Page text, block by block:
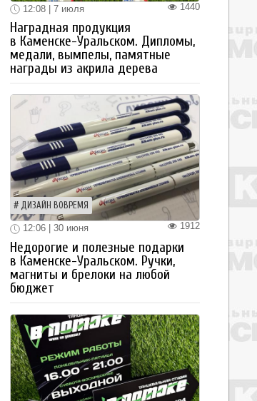
1440
12:08 | 7 июля
Наградная продукция
в Каменске-Уральском. Дипломы,
медали, вымпелы, памятные
награды из акрила дерева
ДИЗАЙН ВОВРЕМЯ
1912
12:06 | 30 июня
Недорогие и полезные подарки
в Каменске-Уральском. Ручки,
магниты и брелоки на любой
бюджет